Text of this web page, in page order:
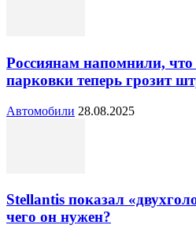
Россиянам напомнили, что
парковки теперь грозит
Автомобили 28.08.2025
Stellantis показал
чего он нужен?